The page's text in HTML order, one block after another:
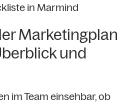
in Marmind
Marketingplan
und
im Team einsehbar, ob